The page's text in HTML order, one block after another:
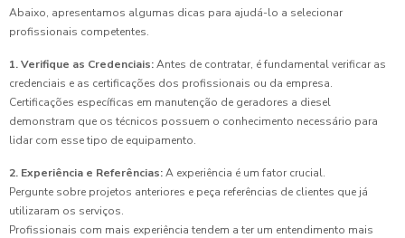
Abaixo, apresentamos algumas dicas para ajudá-lo a selecionar
profissionais competentes.
1. Verifique as Credenciais:Antes de contratar, é fundamental verificar as
credenciais e as certificações dos profissionais ou da empresa.
Certificações específicas em manutenção de geradores a diesel
demonstram que os técnicos possuem o conhecimento necessário para
lidar com esse tipo de equipamento.
2. Experiência e Referências:A experiência é um fator crucial.
Pergunte sobre projetos anteriores e peça referências de clientes que já
utilizaram os serviços.
Profissionais com mais experiência tendem a ter um entendimento mais